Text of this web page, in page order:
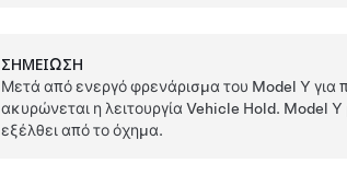
ΣΗΜΕΊΩΣΗ
Μετά από ενεργό φρενάρισμα του Model Y για
ακυρώνεται η λειτουργία Vehicle Hold. Model Y
εξέλθει από το όχημα.